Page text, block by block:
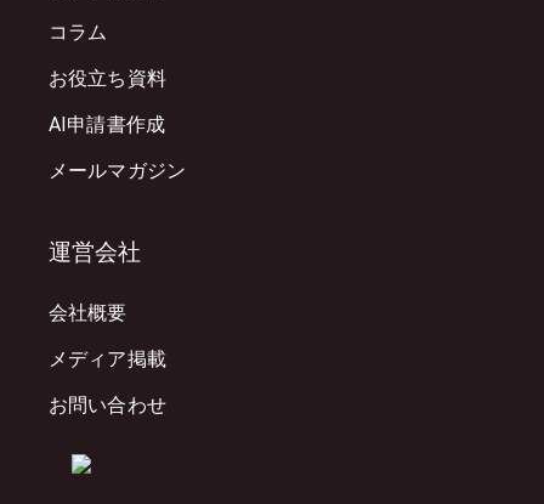
コラム
お役立ち資料
AI申請書作成
メールマガジン
運営会社
会社概要
メディア掲載
お問い合わせ